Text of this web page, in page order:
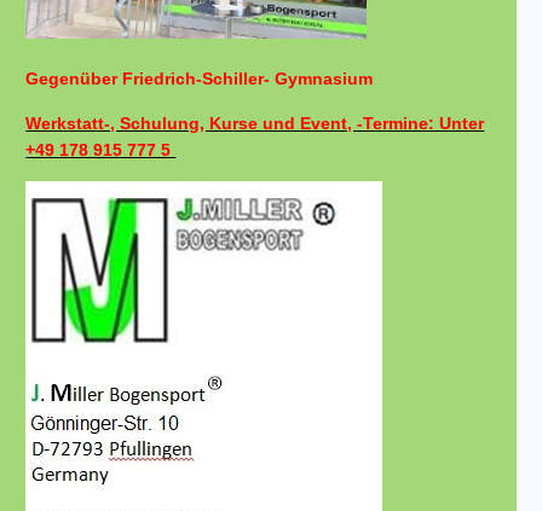
Gegenüber Friedrich-Schiller- Gymnasium
Werkstatt-, Schulung, Kurse und Event, -Termine: Unter
+49 178 915 777 5